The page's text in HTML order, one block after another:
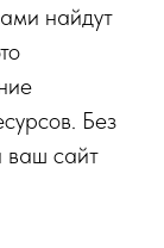
найдут
Без
ваш сайт